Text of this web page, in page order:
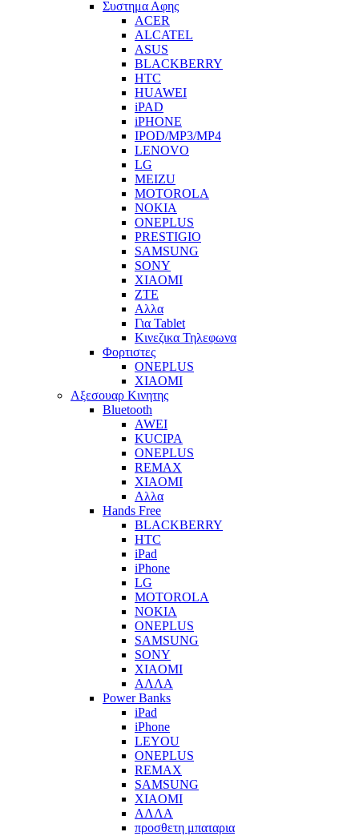
Συστημα Αφης
ACER
ALCATEL
ASUS
BLACKBERRY
HTC
HUAWEI
iPAD
iPHONE
IPOD/MP3/MP4
LENOVO
LG
MEIZU
MOTOROLA
NOKIA
ONEPLUS
PRESTIGIO
SAMSUNG
SONY
XIAOMI
ZTE
Αλλα
Για Tablet
Κινεζικα Τηλεφωνα
Φορτιστες
ONEPLUS
XIAOMI
Αξεσουαρ Κινητης
Bluetooth
AWEI
KUCIPA
ONEPLUS
REMAX
XIAOMI
Αλλα
Hands Free
BLACKBERRY
HTC
iPad
iPhone
LG
MOTOROLA
NOKIA
ONEPLUS
SAMSUNG
SONY
XIAOMI
ΑΛΛΑ
Power Banks
iPad
iPhone
LEYOU
ONEPLUS
REMAX
SAMSUNG
XIAOMI
ΑΛΛΑ
προσθετη μπαταρια